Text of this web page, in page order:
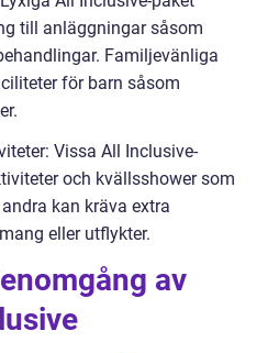
till anläggningar såsom
Familjevänliga
för barn såsom
Vissa All Inclusive-
och kvällsshower som
kan kräva extra
eller utflykter.
av